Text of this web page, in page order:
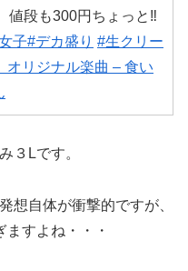
値段も300円ちょっと‼️
子#デカ盛り #生クリー
オリジナル楽曲 – 食い
３Lです。
想自体が衝撃的ですが、
すよね・・・